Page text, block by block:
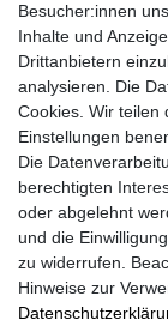
Zahlungsarten
Versand
Vorteile
Besucher:innen
Inhalte und
Drittanbietern
analysieren. Die
Cookies. Wir teilen
Einstellungen
Die
berechtigten
oder abgelehnt
und die
zu widerrufen.
Hinweise zur